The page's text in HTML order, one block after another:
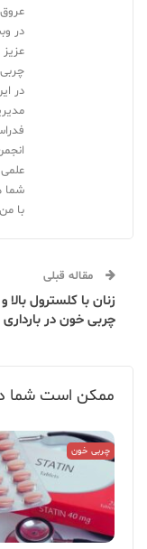
در
در
شما
با
مقاله قبلی
زنان با کلسترول بالا
چربی خون در بارداری
ممکن است شما
چربی خون